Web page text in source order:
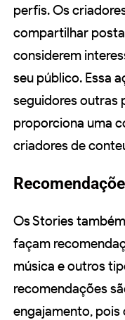
perfis. Os
compartilhar
considerem
seu público. Essa
seguidores outras
proporciona uma
criadores de
Os Stories
façam
música e outros
recomendações
engajamento, pois